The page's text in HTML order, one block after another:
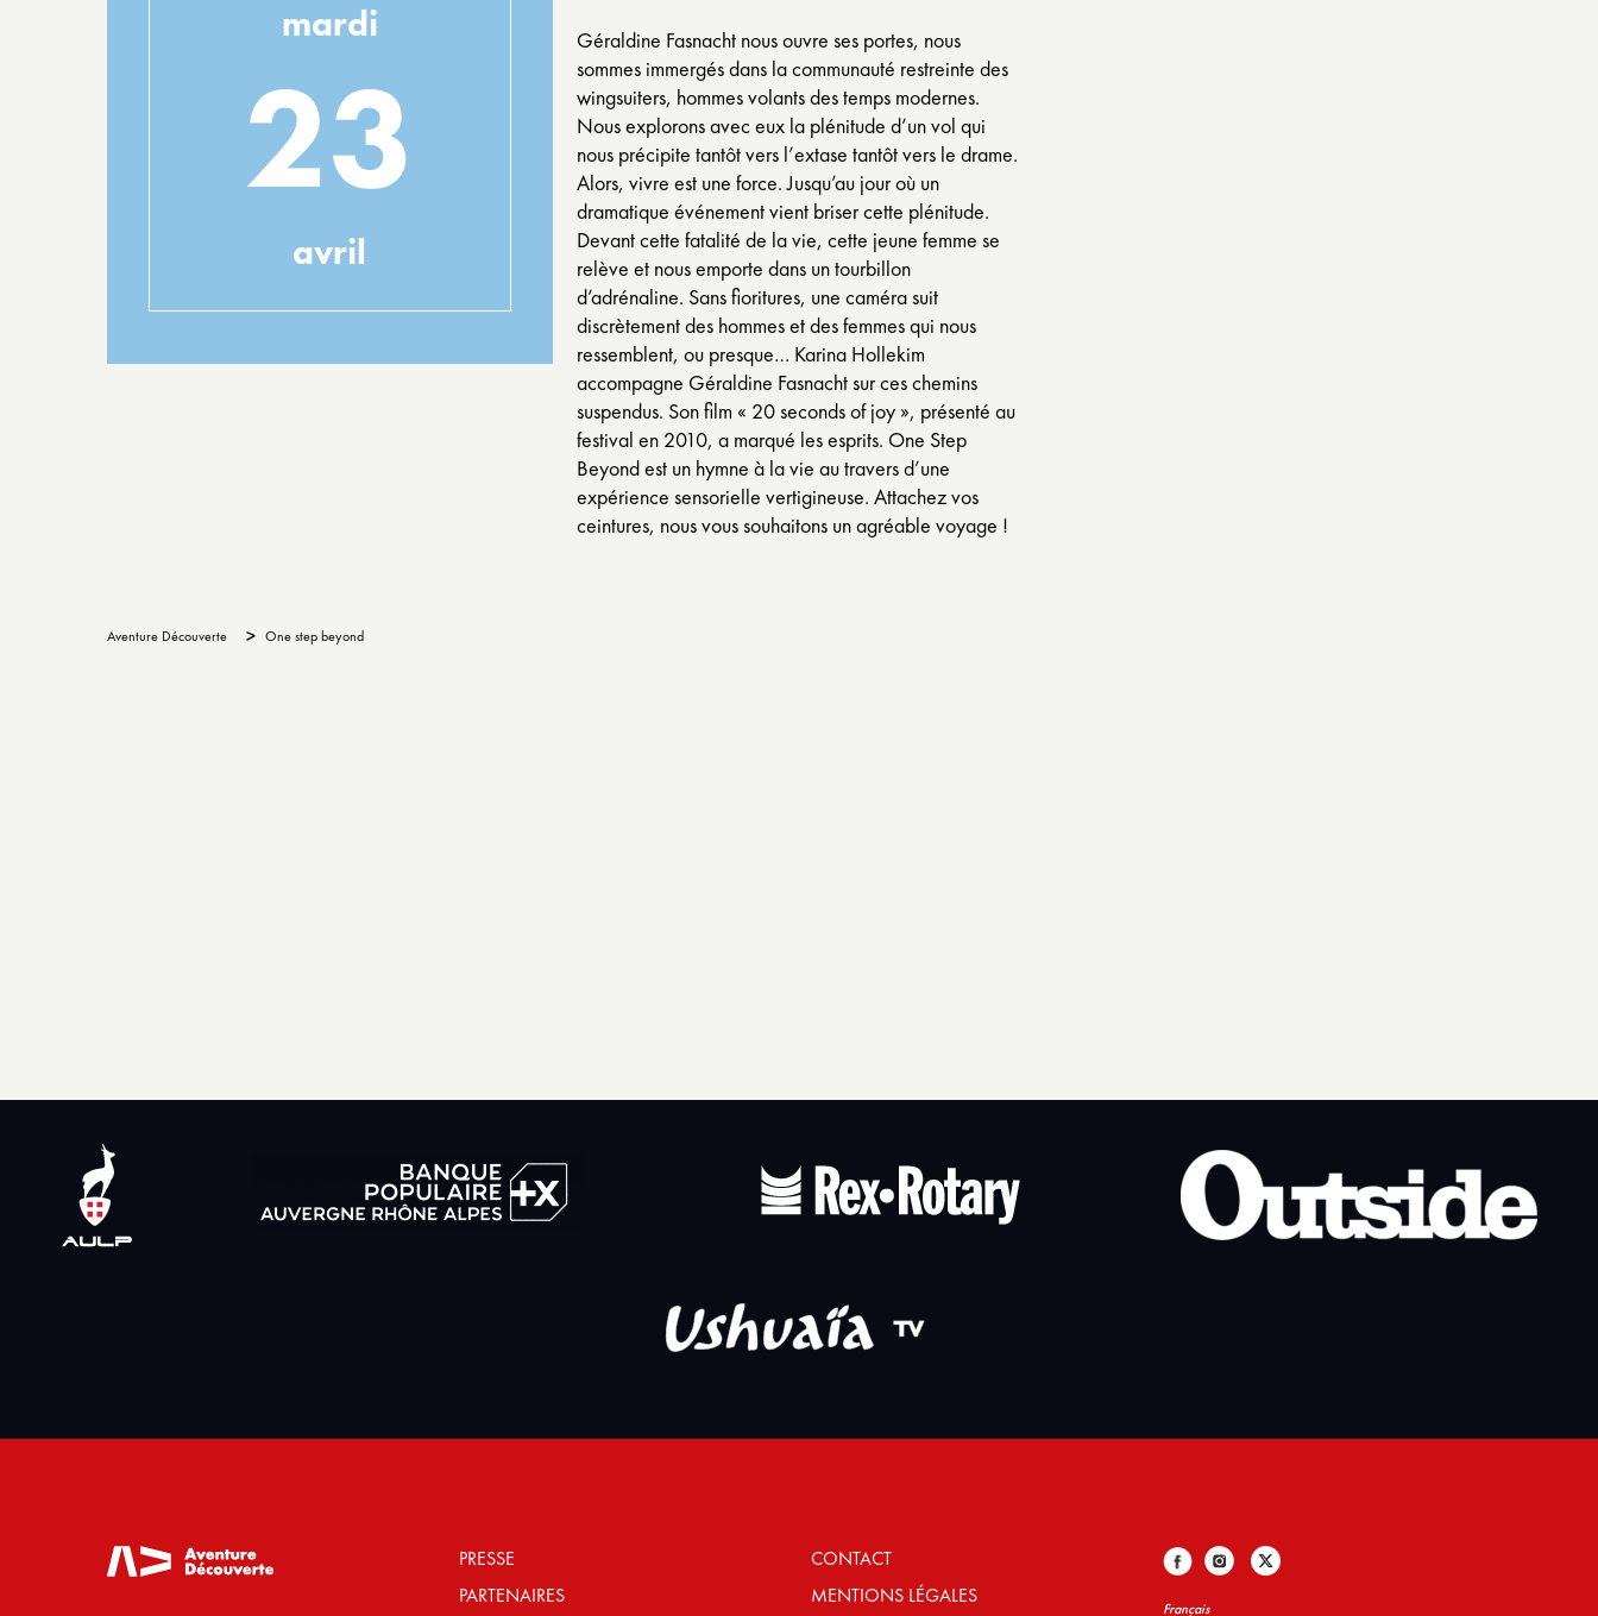
mardi
23
avril
Géraldine Fasnacht nous ouvre ses portes, nous
sommes immergés dans la communauté restreinte des
wingsuiters, hommes volants des temps modernes.
Nous explorons avec eux la plénitude d’un vol qui
nous précipite tantôt vers l’extase tantôt vers le drame.
Alors, vivre est une force. Jusqu’au jour où un
dramatique événement vient briser cette plénitude.
Devant cette fatalité de la vie, cette jeune femme se
relève et nous emporte dans un tourbillon
d’adrénaline. Sans fioritures, une caméra suit
discrètement des hommes et des femmes qui nous
ressemblent, ou presque… Karina Hollekim
accompagne Géraldine Fasnacht sur ces chemins
suspendus. Son film « 20 seconds of joy », présenté au
festival en 2010, a marqué les esprits. One Step
Beyond est un hymne à la vie au travers d’une
expérience sensorielle vertigineuse. Attachez vos
ceintures, nous vous souhaitons un agréable voyage !
Aventure Découverte > One step beyond
PRESSE
PARTENAIRES
CONTACT
MENTIONS LÉGALES
Français